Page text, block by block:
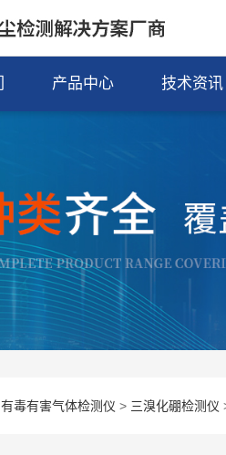
产品中心 技术资讯
有毒有害气体检测仪 > 三溴化硼检测仪